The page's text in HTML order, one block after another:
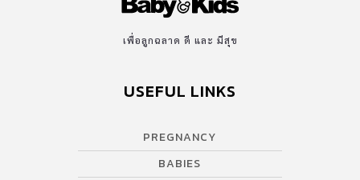
เพื่อลูกฉลาด ดี และ มีสุข
USEFUL LINKS
PREGNANCY
BABIES